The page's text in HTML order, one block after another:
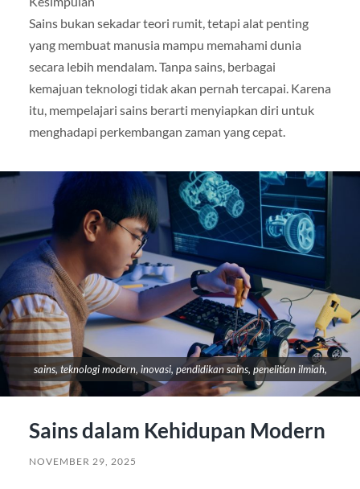
Sains bukan sekadar teori rumit, tetapi alat penting
yang membuat manusia mampu memahami dunia
secara lebih mendalam. Tanpa sains, berbagai
kemajuan teknologi tidak akan pernah tercapai. Karena
itu, mempelajari sains berarti menyiapkan diri untuk
menghadapi perkembangan zaman yang cepat.
sains, teknologi modern, inovasi, pendidikan sains, penelitian ilmiah,
Sains dalam Kehidupan Modern
NOVEMBER 29, 2025